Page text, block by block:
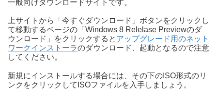
一般向けダウンロードサイトです。
上サイトから「今すぐダウンロード」ボタンをクリックし
て移動するページの「Windows 8 Relelase Previewのダ
ウンロード」をクリックすると アップグレード用のネット
ワークインストーラのダウンロード、起動となるので注意
してください。
新規にインストールする場合には、その下のISO形式のリ
ンクをクリックしてISOファイルを入手しましょう。